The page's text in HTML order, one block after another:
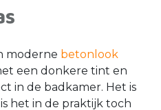
moderne betonlook
een donkere tint en
in de badkamer. Het is
het in de praktijk toch